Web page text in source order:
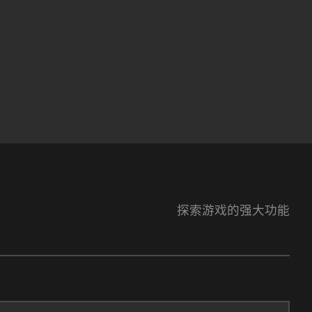
探索游戏的强大功能